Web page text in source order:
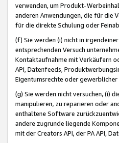
verwenden, um Produkt-
anderen Anwendungen, die für die
für die direkte Schulung oder
(f) Sie werden (i) nicht in
entsprechenden Versuch
Kontaktaufnahme mit Verkäufern
API, Datenfeeds,
Eigentumsrechte oder
(g) Sie werden nicht versuchen, (i)
manipulieren, zu reparieren oder
enthaltene Software
andere zugrunde liegende
mit der Creators API, der PA API,